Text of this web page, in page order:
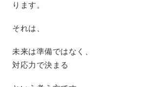
ります。
それは、
未来は準備ではなく、
対応力で決まる